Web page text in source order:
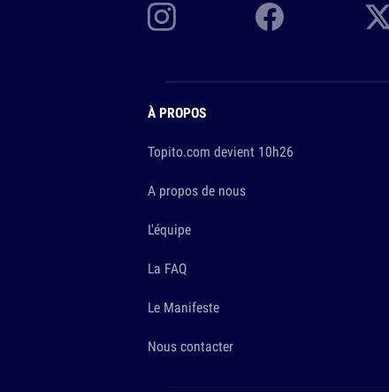
À PROPOS
Topito.com devient 10h26
A propos de nous
L'équipe
La FAQ
Le Manifeste
Nous contacter